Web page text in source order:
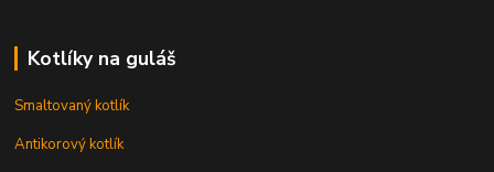
Kotlíky na guláš
Smaltovaný kotlík
Antikorový kotlík